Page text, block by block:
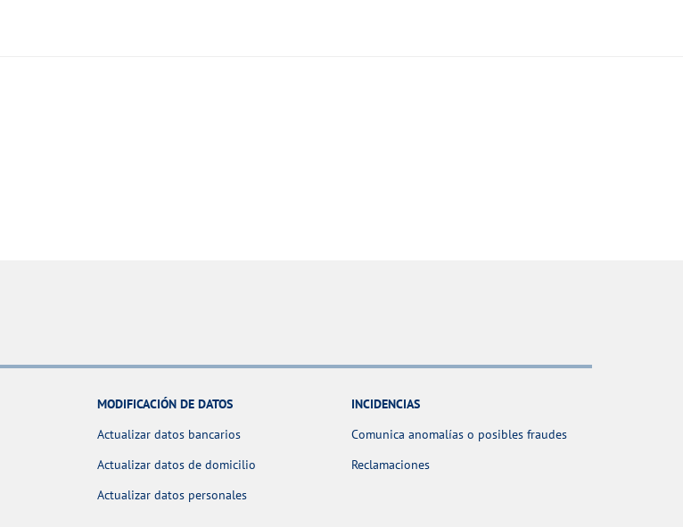
MODIFICACIÓN DE DATOS
Actualizar datos bancarios
Actualizar datos de domicilio
Actualizar datos personales
INCIDENCIAS
Comunica anomalías o posibles fraudes
Reclamaciones